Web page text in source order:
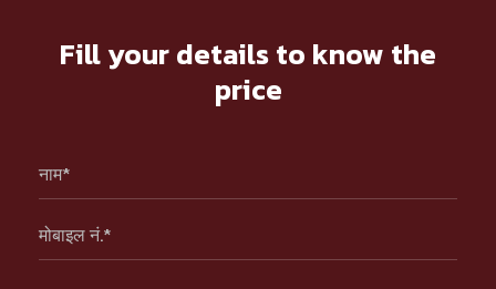
Fill your details to know the
price
नाम*
मोबाइल नं.*